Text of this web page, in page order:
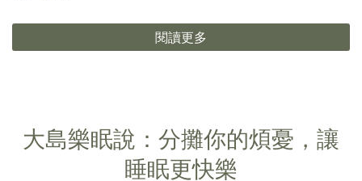
閱讀更多
大島樂眠說：分攤你的煩憂，讓
睡眠更快樂